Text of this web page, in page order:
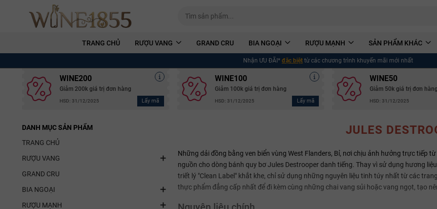
TRANG CHỦ RƯỢU VANG GRAND CRU BIA NGOẠI RƯỢU MẠNH SẢN PHẨM KHÁC
Nhận ƯU ĐÃI* đặc biệt từ các chương trình khuyến mãi mới nhất
WINE200
Giảm 200k giá trị đơn hàng
HSD: 31/12/2025 Lấy mã
WINE100
Giảm 100k giá trị đơn hàng
HSD: 31/12/2025 Lấy mã
WINE50
Giảm 50k giá trị đơn hàng
HSD: 31/12/2025
DANH MỤC SẢN PHẨM
TRANG CHỦ
RƯỢU VANG
GRAND CRU
BIA NGOẠI
RƯỢU MẠNH
JULES
Những dải đồng bằng ven biển vùng West Flanders, Bỉ, nơi chịu ảnh hưởng trực tiếp
nguồn cho dòng bánh quy bơ Jules Destrooper danh tiếng. Thay vì sử dụng hương
triết lý "Clean Label" khắt khe, chỉ sử dụng những nguyên liệu tinh túy nhất từ các
thực phẩm đẳng cấp nhất để đi kèm cùng những chai vang sủi hoặc vang ngọt, tạo